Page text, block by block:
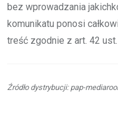
bez wprowadzania
komunikatu ponosi
treść zgodnie z art. 42
Źródło dystrybucji: pap-